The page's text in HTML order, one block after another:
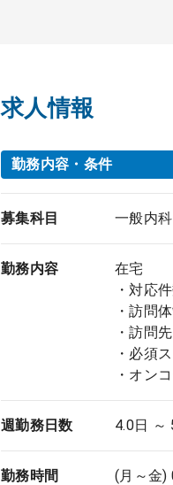
求人情報
勤務内容・条件
募集科目 一般内科
勤務内容
在宅
・対応
・訪問
・訪問
・必須
・オン
週勤務日数 4.0日 ～
勤務時間
(月～金)